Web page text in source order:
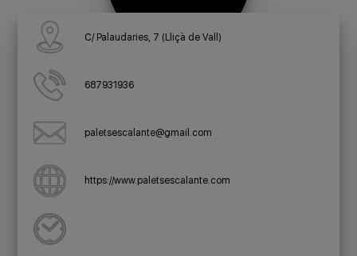
C/ Palaudaries, 7 (Lliçà de Vall)
687931936
paletsescalante@gmail.com
https://www.paletsescalante.com